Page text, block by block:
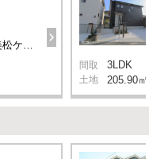
奈良県生駒郡三郷町美松ケ丘西2丁目8-11付近
間取 3LDK
土地 205.90㎡